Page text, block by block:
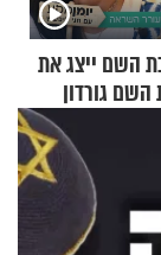
השם ייצג את
גורדון